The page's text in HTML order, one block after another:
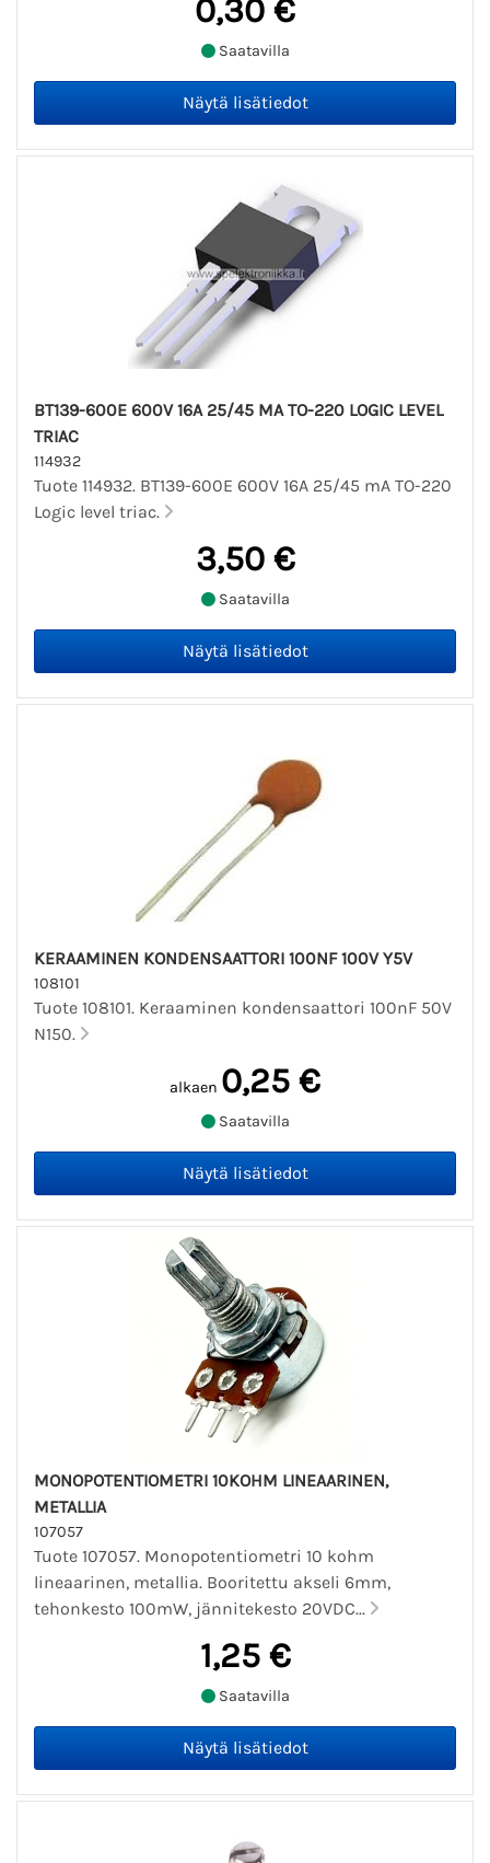
0,30 €
Saatavilla
BT139-600E 600V 16A 25/45 MA TO-220 LOGIC LEVEL
TRIAC
114932
Tuote 114932. BT139-600E 600V 16A 25/45 mA TO-220
Logic level triac.
3,50 €
Saatavilla
KERAAMINEN KONDENSAATTORI 100NF 100V Y5V
108101
Tuote 108101. Keraaminen kondensaattori 100nF 50V
N150.
alkaen 0,25 €
Saatavilla
MONOPOTENTIOMETRI 10KOHM LINEAARINEN,
METALLIA
107057
Tuote 107057. Monopotentiometri 10 kohm
lineaarinen, metallia. Booritettu akseli 6mm,
tehonkesto 100mW, jännitekesto 20VDC...
1,25 €
Saatavilla